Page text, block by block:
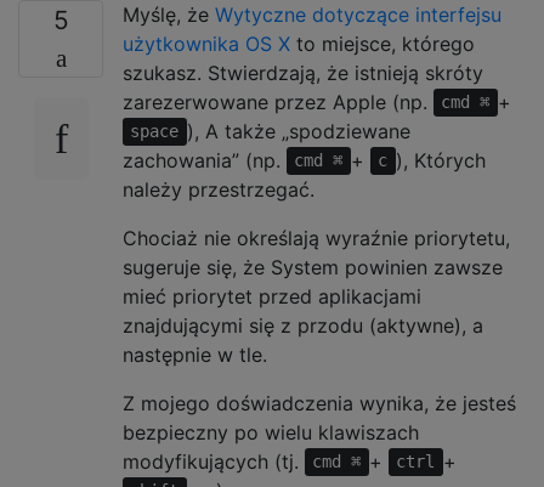
5 Myślę, że Wytyczne dotyczące interfejsu
użytkownika OS X to miejsce, którego
szukasz. Stwierdzają, że istnieją skróty
zarezerwowane przez Apple (np.
cmd ⌘ +
space ), A także „spodziewane
zachowania” (np.
cmd ⌘ + c ), Których
należy przestrzegać.
Chociaż nie określają wyraźnie priorytetu,
sugeruje się, że System powinien zawsze
mieć priorytet przed aplikacjami
znajdującymi się z przodu (aktywne), a
następnie w tle.
Z mojego doświadczenia wynika, że ​​jesteś
bezpieczny po wielu klawiszach
modyfikujących (tj.
cmd ⌘ + ctrl +